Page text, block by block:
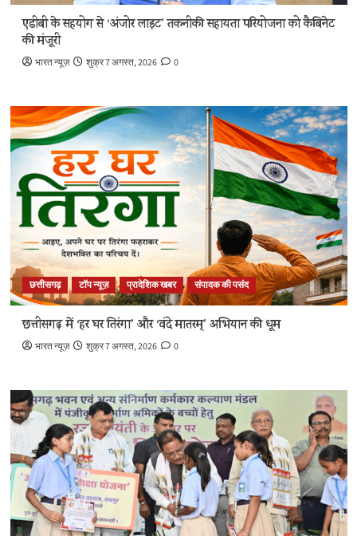
एडीबी के सहयोग से ‘अंजोर लाइट’ तकनीकी सहायता परियोजना को कैबिनेट
की मंजूरी
भारत न्यूज़ शुक्र 7 अगस्त, 2026 0
छत्तीसगढ़ टॉप न्यूज़ प्रादेशिक खबर संपादक की पसंद
छत्तीसगढ़ में ‘हर घर तिरंगा’ और ‘वंदे मातरम्’ अभियान की धूम
भारत न्यूज़ शुक्र 7 अगस्त, 2026 0